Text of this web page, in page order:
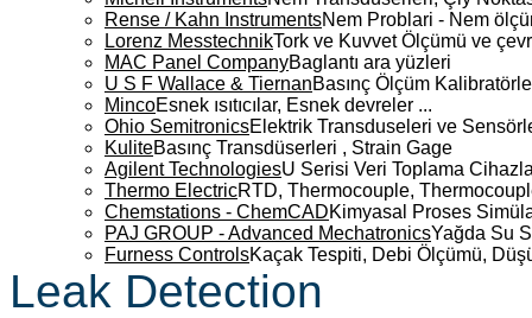
Rense / Kahn InstrumentsNem Problari - Nem
Lorenz MesstechnikTork ve Kuvvet Ölçümü ve
MAC Panel CompanyBaglantı ara yüzleri
U S F Wallace & TiernanBasınç Ölçüm
MincoEsnek ısıtıcılar, Esnek devreler ...
Ohio SemitronicsElektrik Transduseleri ve
KuliteBasınç Transdüserleri , Strain Gage
Agilent TechnologiesU Serisi Veri Toplama
Thermo ElectricRTD, Thermocouple,
Chemstations - ChemCADKimyasal Proses
PAJ GROUP - Advanced MechatronicsYağda Su
Furness ControlsKaçak Tespiti, Debi Ölçümü,
Leak Detection